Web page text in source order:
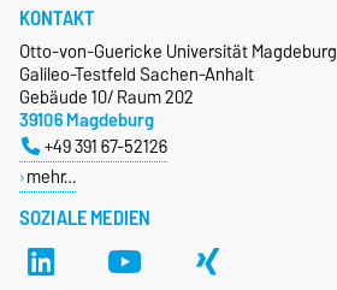
SOZIALE MEDIEN
KONTAKT
Otto-von-Guericke Universität Magdeburg
Galileo-Testfeld Sachen-Anhalt
Gebäude 10/ Raum 202
39106 Magdeburg
+49 391 67-52126
mehr…